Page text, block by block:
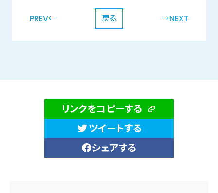
PREV← 戻る →NEXT
リンクをコピーする
ツイートする
シェアする